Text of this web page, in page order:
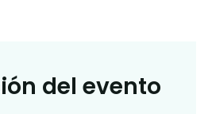
del evento